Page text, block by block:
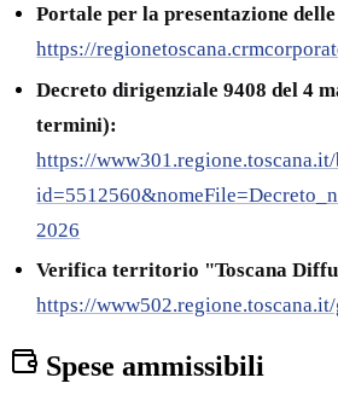
Portale per la presentazione
https://
Decreto dirigenziale 9408 del 4
termini):
https://
2026
Verifica territorio "Toscana
https://
Spese ammissibili